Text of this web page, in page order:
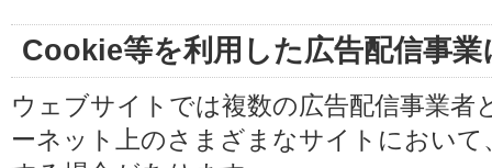
Cookie等を利用した広告配信事
ウェブサイトでは複数の広告配信事業
ーネット上のさまざまなサイトにおい